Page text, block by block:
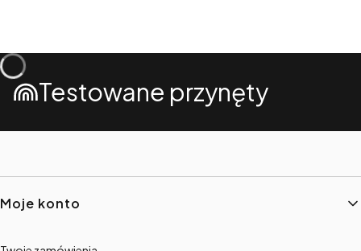
Testowane przynęty
Linki w stopce
Moje konto